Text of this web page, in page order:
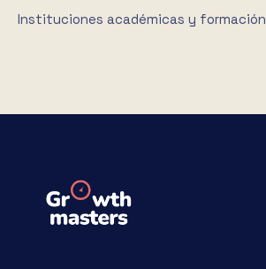
Instituciones académicas y formación